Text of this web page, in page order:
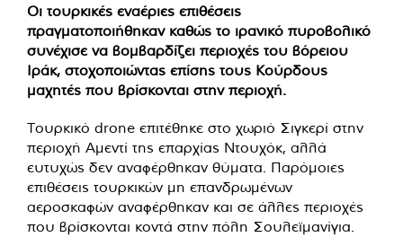
Οι τουρκικές εναέριες επιθέσεις
πραγματοποιήθηκαν καθώς το ιρανικό πυροβολικό
συνέχισε να βομβαρδίζει περιοχές του βόρειου
Ιράκ, στοχοποιώντας επίσης τους Κούρδους
μαχητές που βρίσκονται στην περιοχή.
Τουρκικό drone επιτέθηκε στο χωριό Σιγκερί στην
περιοχή Αμεντί της επαρχίας Ντουχόκ, αλλά
ευτυχώς δεν αναφέρθηκαν θύματα. Παρόμοιες
επιθέσεις τουρκικών μη επανδρωμένων
αεροσκαφών αναφέρθηκαν και σε άλλες περιοχές
που βρίσκονται κοντά στην πόλη Σουλεϊμανίγια.